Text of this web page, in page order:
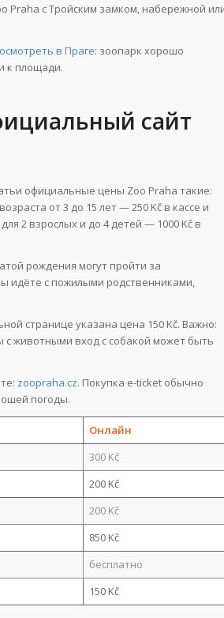
Praha с Тройским замком, набережной
в Праге: зоопарк хорошо
к площади.
сайт
официальные цены Zoo Praha такие:
от 3 до 15 лет — 250 Kč в кассе и
2 взрослых и до 4 детей — 1000 Kč в
рождения могут пройти за
идёте с пожилыми родственниками,
странице указана цена 150 Kč. Важно:
животными вход с собакой может быть
zoopraha.cz. Покупка e-ticket обычно
погоды.
Онлайн
300 Kč
200 Kč
200 Kč
850 Kč
бесплатно
150 Kč